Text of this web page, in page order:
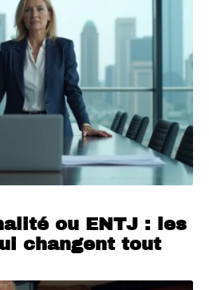
ou ENTJ : les
changent tout